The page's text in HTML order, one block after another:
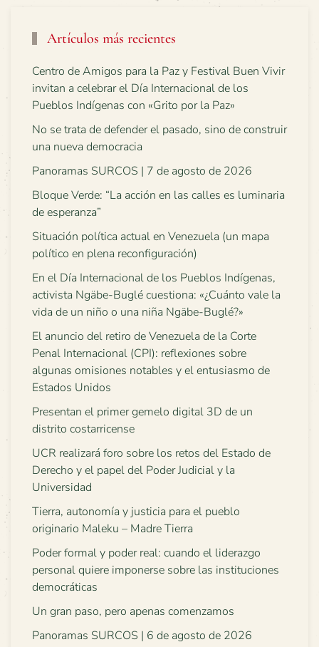
Artículos más recientes
Centro de Amigos para la Paz y Festival Buen Vivir
invitan a celebrar el Día Internacional de los
Pueblos Indígenas con «Grito por la Paz»
No se trata de defender el pasado, sino de construir
una nueva democracia
Panoramas SURCOS | 7 de agosto de 2026
Bloque Verde: “La acción en las calles es luminaria
de esperanza”
Situación política actual en Venezuela (un mapa
político en plena reconfiguración)
En el Día Internacional de los Pueblos Indígenas,
activista Ngäbe-Buglé cuestiona: «¿Cuánto vale la
vida de un niño o una niña Ngäbe-Buglé?»
El anuncio del retiro de Venezuela de la Corte
Penal Internacional (CPI): reflexiones sobre
algunas omisiones notables y el entusiasmo de
Estados Unidos
Presentan el primer gemelo digital 3D de un
distrito costarricense
UCR realizará foro sobre los retos del Estado de
Derecho y el papel del Poder Judicial y la
Universidad
Tierra, autonomía y justicia para el pueblo
originario Maleku – Madre Tierra
Poder formal y poder real: cuando el liderazgo
personal quiere imponerse sobre las instituciones
democráticas
Un gran paso, pero apenas comenzamos
Panoramas SURCOS | 6 de agosto de 2026